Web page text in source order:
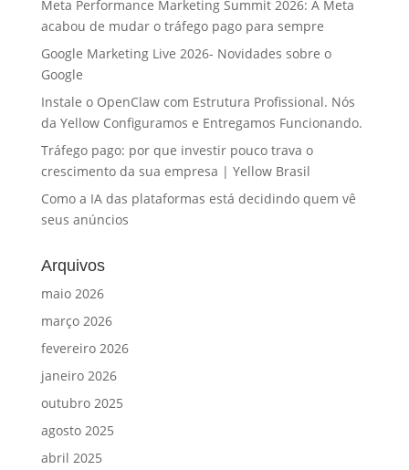
Meta Performance Marketing Summit 2026: A Meta
acabou de mudar o tráfego pago para sempre
Google Marketing Live 2026- Novidades sobre o
Google
Instale o OpenClaw com Estrutura Profissional. Nós
da Yellow Configuramos e Entregamos Funcionando.
Tráfego pago: por que investir pouco trava o
crescimento da sua empresa | Yellow Brasil
Como a IA das plataformas está decidindo quem vê
seus anúncios
Arquivos
maio 2026
março 2026
fevereiro 2026
janeiro 2026
outubro 2025
agosto 2025
abril 2025